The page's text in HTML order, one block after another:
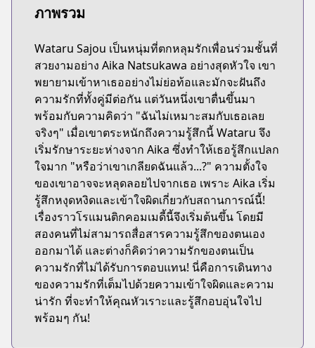
ภาพรวม
Wataru Sajou เป็นหนุ่มที่ตกหลุมรักเพื่อนร่วมชั้นที่
สวยงามอย่าง Aika Natsukawa อย่างสุดหัวใจ เขา
พยายามเข้าหาเธออย่างไม่ย่อท้อและมักจะฝันถึง
ความรักที่ทั้งคู่มีต่อกัน แต่วันหนึ่งเขาตื่นขึ้นมา
พร้อมกับความคิดว่า "ฉันไม่เหมาะสมกับเธอเลย
จริงๆ" เมื่อเขาตระหนักถึงความรู้สึกนี้ Wataru จึง
เริ่มรักษาระยะห่างจาก Aika ซึ่งทำให้เธอรู้สึกแปลก
ใจมาก "หรือว่าเขาเกลียดฉันแล้ว...?" ความตั้งใจ
ของเขาอาจจะหลุดลอยไปจากเธอ เพราะ Aika เริ่ม
รู้สึกหงุดหงิดและเข้าใจผิดเกี่ยวกับสถานการณ์นี้!
เรื่องราวโรแมนติกคอมเมดี้นี้จึงเริ่มต้นขึ้น โดยมี
สองคนที่ไม่สามารถสื่อสารความรู้สึกของตนเอง
ออกมาได้ และต่างก็คิดว่าความรักของตนเป็น
ความรักที่ไม่ได้รับการตอบแทน! นี่คือการเดินทาง
ของความรักที่เต็มไปด้วยความเข้าใจผิดและความ
น่ารัก ที่จะทำให้คุณหัวเราะและรู้สึกอบอุ่นใจไป
พร้อมๆ กัน!